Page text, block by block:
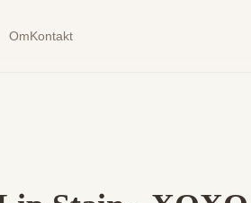
OmKontakt